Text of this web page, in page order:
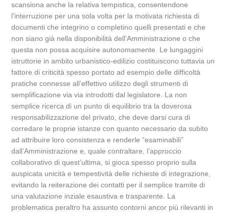
scansiona anche la relativa tempistica, consentendone
l’interruzione per una sola volta per la motivata richiesta di
documenti che integrino o completino quelli presentati e che
non siano già nella disponibilità dell’Amministrazione o che
questa non possa acquisire autonomamente. Le lungaggini
istruttorie in ambito urbanistico-edilizio costituiscono tuttavia un
fattore di criticità spesso portato ad esempio delle difficoltà
pratiche connesse all’effettivo utilizzo degli strumenti di
semplificazione via via introdotti dal legislatore. La non
semplice ricerca di un punto di equilibrio tra la doverosa
responsabilizzazione del privato, che deve darsi cura di
corredare le proprie istanze con quanto necessario da subito
ad attribuire loro consistenza e renderle “esaminabili”
dall’Amministrazione e, quale contraltare, l’approccio
collaborativo di quest’ultima, si gioca spesso proprio sulla
auspicata unicità e tempestività delle richieste di integrazione,
evitando la reiterazione dei contatti per il semplice tramite di
una valutazione inziale esaustiva e trasparente. La
problematica peraltro ha assunto contorni ancor più rilevanti in